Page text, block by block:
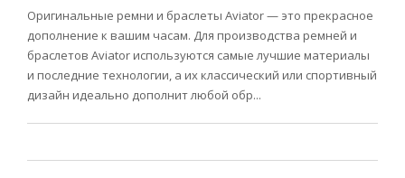
Оригинальные ремни и браслеты Aviator — это прекрасное
дополнение к вашим часам. Для производства ремней и
браслетов Aviator используются самые лучшие материалы
и последние технологии, а их классический или спортивный
дизайн идеально дополнит любой обр...